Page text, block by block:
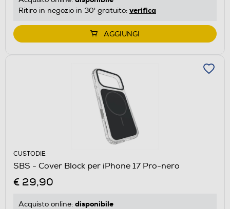
Ritiro in negozio in 30' gratuito: verifica
AGGIUNGI
CUSTODIE
SBS - Cover Block per iPhone 17 Pro-nero
€ 29,90
Acquisto online: disponibile